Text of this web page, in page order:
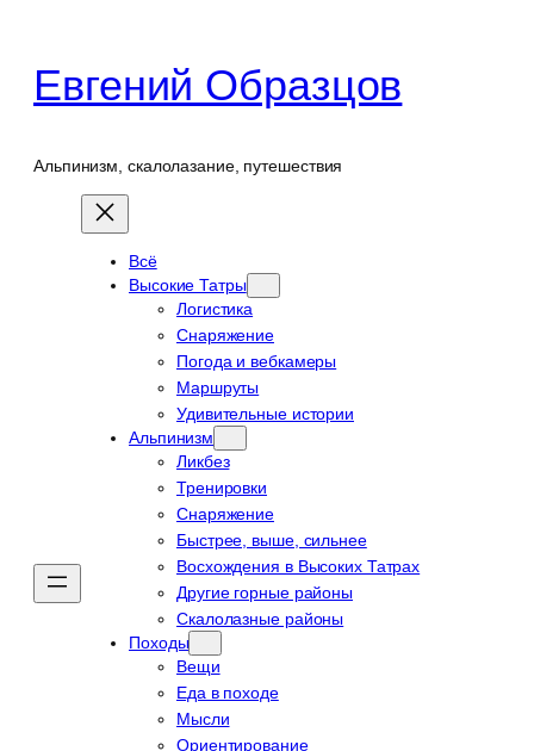
содержимому
Евгений Образцов
Альпинизм, скалолазание, путешествия
Всё
Высокие Татры
Логистика
Снаряжение
Погода и вебкамеры
Маршруты
Удивительные истории
Альпинизм
Ликбез
Тренировки
Снаряжение
Быстрее, выше, сильнее
Восхождения в Высоких Татрах
Другие горные районы
Скалолазные районы
Походы
Вещи
Еда в походе
Мысли
Ориентирование